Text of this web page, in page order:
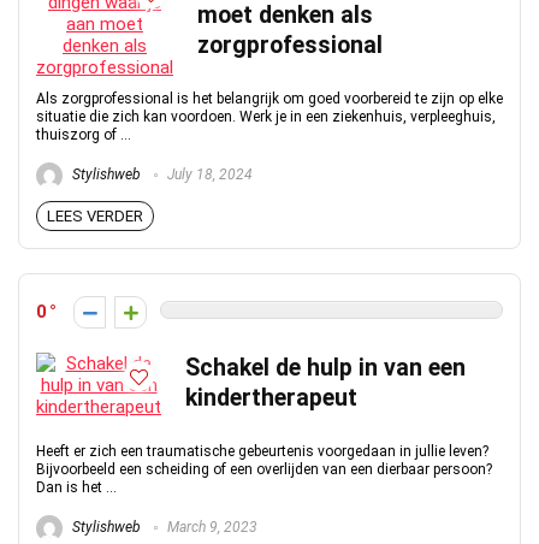
moet denken als
zorgprofessional
Als zorgprofessional is het belangrijk om goed voorbereid te zijn op elke
situatie die zich kan voordoen. Werk je in een ziekenhuis, verpleeghuis,
thuiszorg of ...
Stylishweb July 18, 2024
LEES VERDER
0
Schakel de hulp in van een
kindertherapeut
Heeft er zich een traumatische gebeurtenis voorgedaan in jullie leven?
Bijvoorbeeld een scheiding of een overlijden van een dierbaar persoon?
Dan is het ...
Stylishweb March 9, 2023